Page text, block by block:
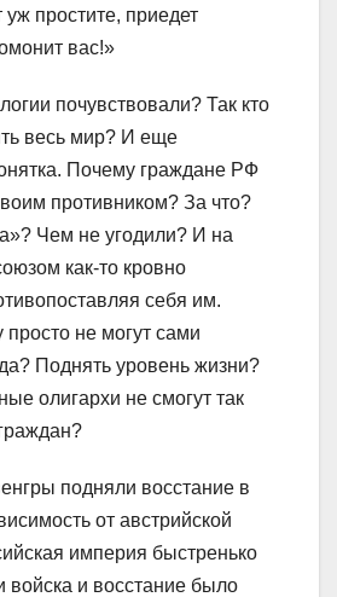
уж простите, приедет
вас!»
почувствовали? Так кто
весь мир? И еще
Почему граждане РФ
противником? За что?
Чем не угодили? И на
как-то кровно
себя им.
не могут сами
Поднять уровень жизни?
олигархи не смогут так
подняли восстание в
от австрийской
империя быстренько
войска и восстание было